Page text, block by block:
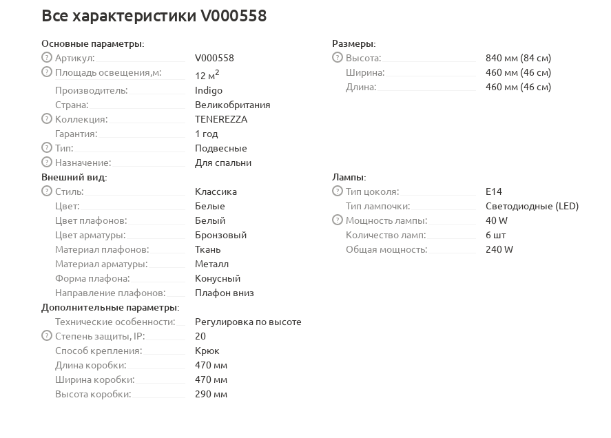
Все характеристики V000558
Основные параметры:
Артикул:
?
V000558
Площадь освещения,м:
? 12 м2
Производитель:
Indigo
Страна:
Великобритания
Коллекция:
?
TENEREZZA
Гарантия:
1 год
Тип:
?
Подвесные
Назначение:
? Для спальни
Размеры:
Высота:
?
840 мм (84 см)
Ширина:
460 мм (46 см)
Длина:
460 мм (46 см)
Внешний вид:
Стиль:
?
Классика
Цвет:
Белые
Цвет плафонов:
Белый
Цвет арматуры:
Бронзовый
Материал плафонов:
Ткань
Материал арматуры:
Металл
Форма плафона:
Конусный
Направление плафонов:
Плафон вниз
Лампы:
Тип цоколя:
?
E14
Тип лампочки:
Светодиодные (LED)
Мощность лампы:
?
40 W
Количество ламп:
6 шт
Общая мощность:
240 W
Дополнительные параметры:
Технические особенности:
Регулировка по высоте
Степень защиты, IP:
?
20
Способ крепления:
Крюк
Длина коробки:
470 мм
Ширина коробки:
470 мм
Высота коробки:
290 мм